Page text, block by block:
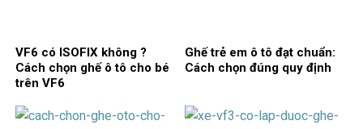
VF6 có ISOFIX không ?
Cách chọn ghế ô tô cho bé
trên VF6
Ghế trẻ em ô tô đạt chuẩn:
Cách chọn đúng quy định